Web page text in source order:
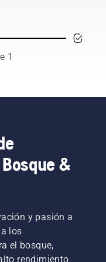
1
&
y pasión a
los
el bosque,
rendimiento